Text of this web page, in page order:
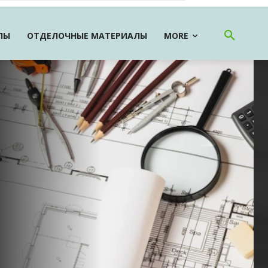
ОТДЕЛОЧНЫЕ МАТЕРИАЛЫ MORE